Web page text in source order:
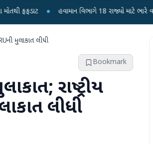
વિભાગે 18 રાજ્યો માટે ભારે વરસાદની ચેતવણી જારી
મુલાકાત લીધી
Bookmark
રાષ્ટ્રીય
લીધી